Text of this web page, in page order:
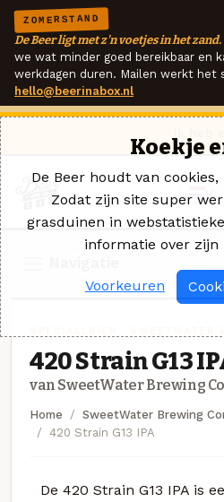
ZOMERSTAND
De Beer ligt met z'n voetjes in het zand.
we wat minder goed bereikbaar en
werkdagen duren. Mailen werkt het
hello@beerinabox.nl
420 Strain G13
van SweetWater Brewing
Home
SweetWater Brewing
420 Strain G13 IPA
De 420 Strain G13 IPA is
Koekje
De Beer houdt van
Zodat zijn site super
grasduinen in
informatie over zijn
Voorkeuren